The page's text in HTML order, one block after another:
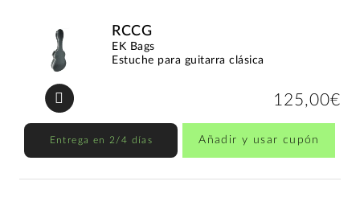
RCCG
EK Bags
Estuche para guitarra clásica
125,00€
Entrega en 2/4 días Añadir y usar cupón